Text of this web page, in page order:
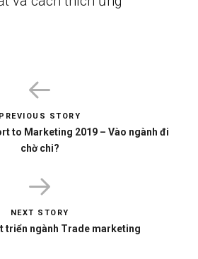
PREVIOUS STORY
to Marketing 2019 – Vào ngành đi
chờ chi?
NEXT STORY
triển ngành Trade marketing